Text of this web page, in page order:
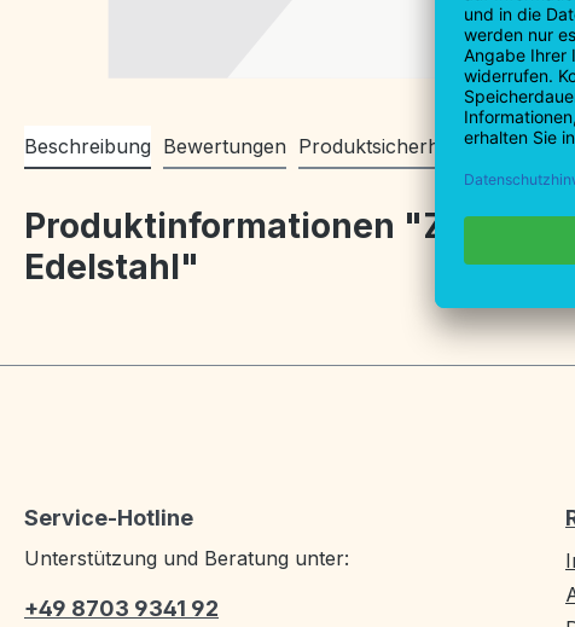
Beschreibung Bewertungen
Produktinformationen "Zuwa
Edelstahl"
Service-Hotline
Unterstützung und Beratung unter:
+49 8703 9341 92